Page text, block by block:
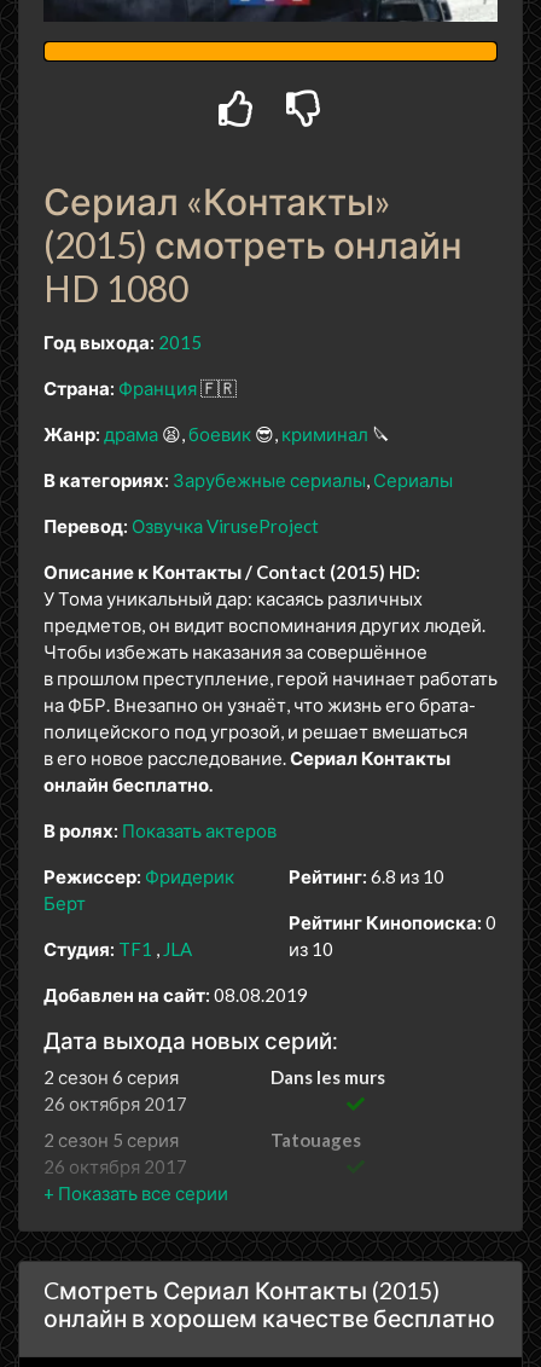
Сериал «Контакты»
(2015) смотреть онлайн
HD 1080
Год выхода: 2015
Страна: Франция🇫🇷
Жанр: драма 😫 боевик 😎 криминал 🔪
В категориях: Зарубежные сериалы Сериалы
Перевод: Озвучка ViruseProject
Описание к Контакты / Contact (2015) HD:
У Тома уникальный дар: касаясь различных
предметов, он видит воспоминания других людей.
Чтобы избежать наказания за совершённое
в прошлом преступление, герой начинает работать
на ФБР. Внезапно он узнаёт, что жизнь его брата-
полицейского под угрозой, и решает вмешаться
в его новое расследование.Сериал Контакты
онлайн бесплатно.
В ролях: Показать актеров
Режиссер: Фридерик
Берт
Студия: TF1 JLA
Рейтинг: 6.8 из 10
Рейтинг Кинопоиска: 0
из 10
Добавлен на сайт: 08.08.2019
Дата выхода новых серий:
2 сезон 6 серия
Dans les murs
26 октября 2017
2 сезон 5 серия
Tatouages
26 октября 2017
2 сезон 4 серия
19 октября 2017
2 сезон 3 серия
Instinct maternel
19 октября 2017
2 сезон 2 серия
Une vie pour une autre
12 октября 2017
Cмотреть Сериал Контакты (2015)
онлайн в хорошем качестве бесплатно